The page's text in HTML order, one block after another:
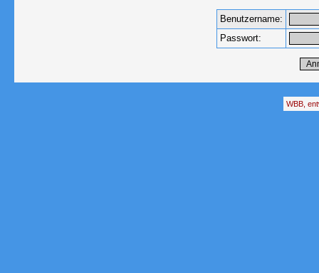
Benutzername:
Passwort:
WBB,